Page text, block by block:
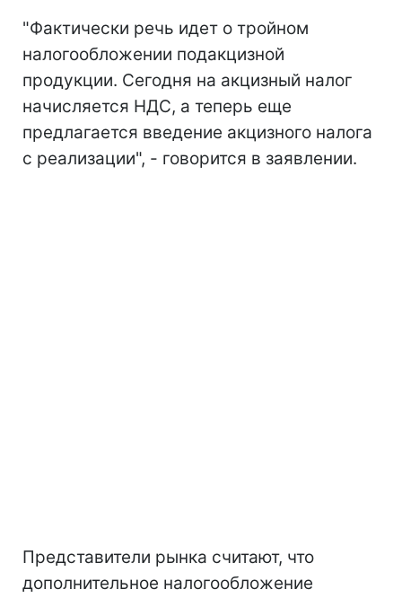
"Фактически речь идет о тройном
налогообложении подакцизной
продукции. Сегодня на акцизный налог
начисляется НДС, а теперь еще
предлагается введение акцизного налога
с реализации", - говорится в заявлении.
Представители рынка считают, что
дополнительное налогообложение